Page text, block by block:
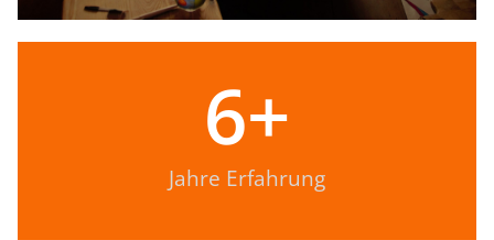
Jahre Erfahrung
6+